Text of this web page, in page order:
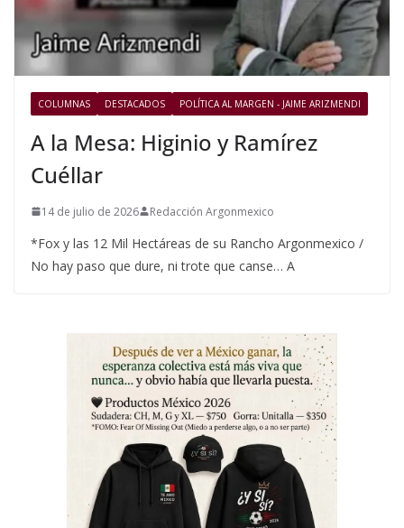
COLUMNAS DESTACADOS POLÍTICA AL MARGEN - JAIME ARIZMENDI
A la Mesa: Higinio y Ramírez
Cuéllar
14 de julio de 2026 Redacción Argonmexico
*Fox y las 12 Mil Hectáreas de su Rancho Argonmexico /
No hay paso que dure, ni trote que canse… A